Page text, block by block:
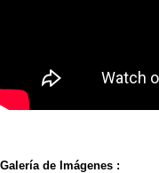
Galería de Imágenes :